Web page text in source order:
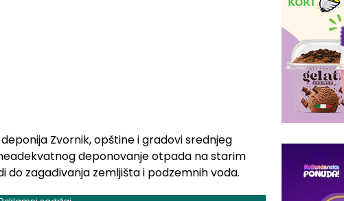
Zvornik, opštine i gradovi srednjeg
deponovanje otpada na starim
do zagađivanja zemljišta i podzemnih voda.